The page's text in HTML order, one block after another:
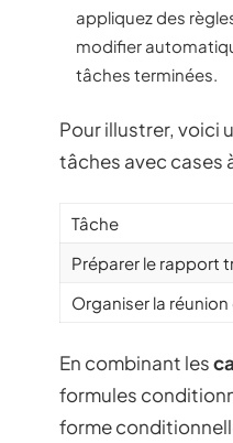
appliquez des
modifier
tâches terminées.
Pour illustrer, voici
tâches avec cases
Tâche
Préparer le rapport
Organiser la réunion
En combinant les
formules
forme